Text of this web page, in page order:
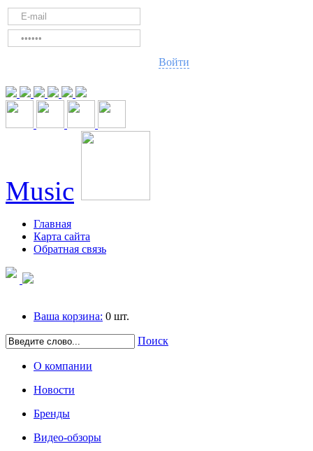
Войти
Music
Главная
Карта сайта
Обратная связь
Ваша корзина: 0 шт.
Поиск
О компании
Новости
Бренды
Видео-обзоры